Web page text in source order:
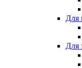
Для
Для